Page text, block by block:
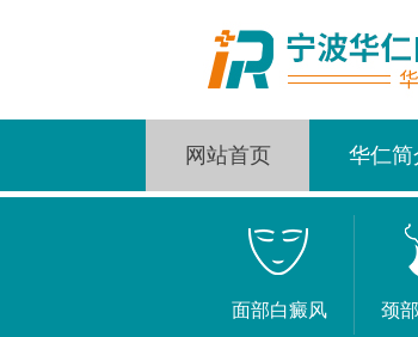
网站首页 华仁简
面部白癜风 颈